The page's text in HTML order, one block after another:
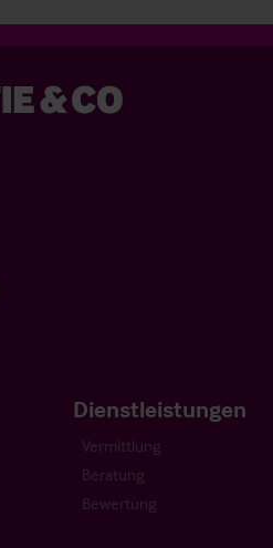
Dienstleistungen
Vermittlung
Beratung
Bewertung